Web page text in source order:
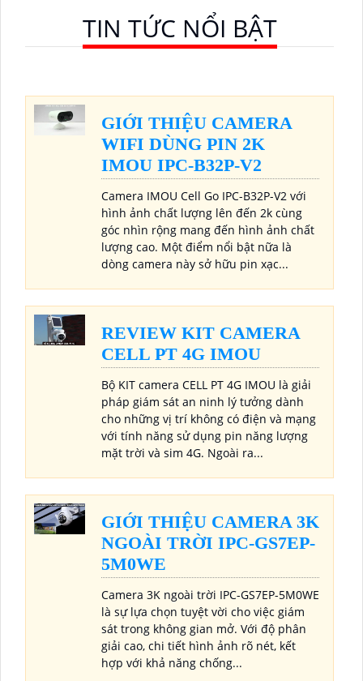
TIN TỨC NỔI BẬT
GIỚI THIỆU CAMERA
WIFI DÙNG PIN 2K
IMOU IPC-B32P-V2
Camera IMOU Cell Go IPC-B32P-V2 với
hình ảnh chất lượng lên đến 2k cùng
góc nhìn rộng mang đến hình ảnh chất
lượng cao. Một điểm nổi bật nữa là
dòng camera này sở hữu pin xạc...
REVIEW KIT CAMERA
CELL PT 4G IMOU
Bộ KIT camera CELL PT 4G IMOU là giải
pháp giám sát an ninh lý tưởng dành
cho những vị trí không có điện và mạng
với tính năng sử dụng pin năng lượng
mặt trời và sim 4G. Ngoài ra...
GIỚI THIỆU CAMERA 3K
NGOÀI TRỜI IPC-GS7EP-
5M0WE
Camera 3K ngoài trời IPC-GS7EP-5M0WE
là sự lựa chọn tuyệt vời cho việc giám
sát trong không gian mở. Với độ phân
giải cao, chi tiết hình ảnh rõ nét, kết
hợp với khả năng chống...